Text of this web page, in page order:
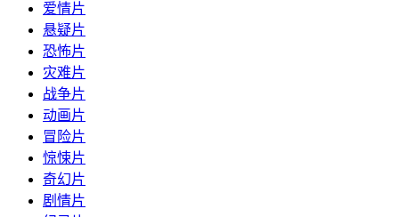
爱情片
悬疑片
恐怖片
灾难片
战争片
动画片
冒险片
惊悚片
奇幻片
剧情片